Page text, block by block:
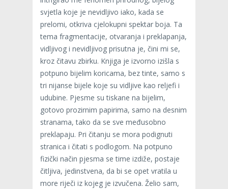
svjetla koje je nevidljivo iako, kada se
prelomi, otkriva cjelokupni spektar boja. Ta
tema fragmentacije, otvaranja i preklapanja,
vidljivog i nevidljivog prisutna je, čini mi se,
kroz čitavu zbirku. Knjiga je izvorno izišla s
potpuno bijelim koricama, bez tinte, samo s
tri nijanse bijele koje su vidljive kao reljefi i
udubine. Pjesme su tiskane na bijelim,
gotovo prozirnim papirima, samo na desnim
stranama, tako da se sve međusobno
preklapaju. Pri čitanju se mora podignuti
stranica i čitati s podlogom. Na potpuno
fizički način pjesma se time izdiže, postaje
čitljiva, jedinstvena, da bi se opet vratila u
more riječi iz kojeg je izvučena. Želio sam,